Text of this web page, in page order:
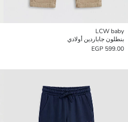
LCW baby
بنطلون جاباردين أولادي
599.00 EGP